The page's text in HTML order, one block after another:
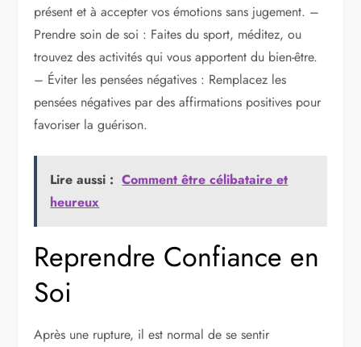
présent et à accepter vos émotions sans jugement. –
Prendre soin de soi : Faites du sport, méditez, ou
trouvez des activités qui vous apportent du bien-être.
– Éviter les pensées négatives : Remplacez les
pensées négatives par des affirmations positives pour
favoriser la guérison.
Lire aussi : Comment être célibataire et
heureux
Reprendre Confiance en
Soi
Après une rupture, il est normal de se sentir